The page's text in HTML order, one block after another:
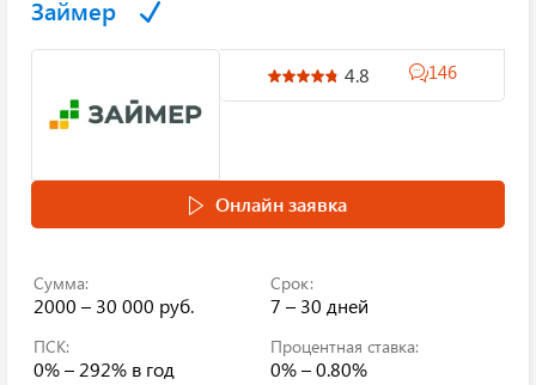
Займер
4.8 146
Онлайн заявка
Сумма:
2000 – 30 000 руб.
Срок:
7 – 30 дней
ПСК:
0% – 292% в год
Процентная ставка:
0% – 0.80%